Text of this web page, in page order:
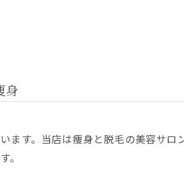
身
ます。当店は痩身と脱毛の美容サロ
。